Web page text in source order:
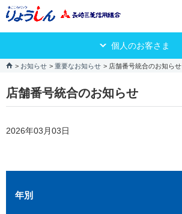
個人のお客さま
お知らせ 重要なお知らせ 店舗番号統合のお知らせ
店舗番号統合のお知らせ
2026年03月03日
年別